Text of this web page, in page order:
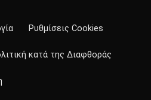
Ρυθμίσεις Cookies
κατά της Διαφθοράς